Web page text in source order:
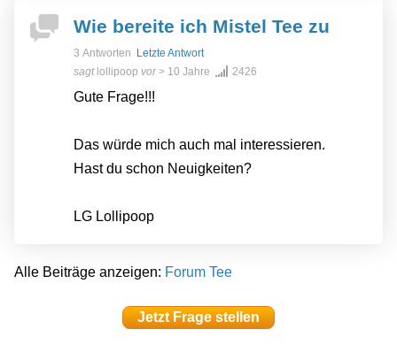
Wie bereite ich Mistel Tee zu
3 Antworten
Letzte Antwort
sagt lollipoop vor> 10 Jahre 2426
Gute Frage!!!
Das würde mich auch mal interessieren.
Hast du schon Neuigkeiten?
LG Lollipoop
Alle Beiträge anzeigen: Forum Tee
Jetzt Frage stellen